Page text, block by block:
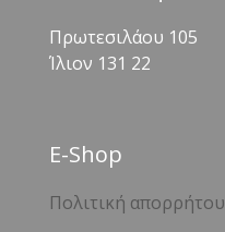
Πρωτεσιλάου 105
Ίλιον 131 22
Ε-Shop
Πολιτική απορρήτου